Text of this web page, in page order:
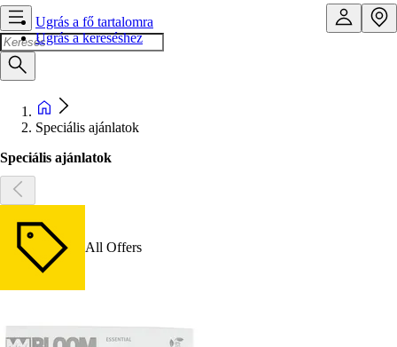
Ugrás a fő tartalomra
Ugrás a kereséshez
Speciális ajánlatok
Speciális ajánlatok
All Offers